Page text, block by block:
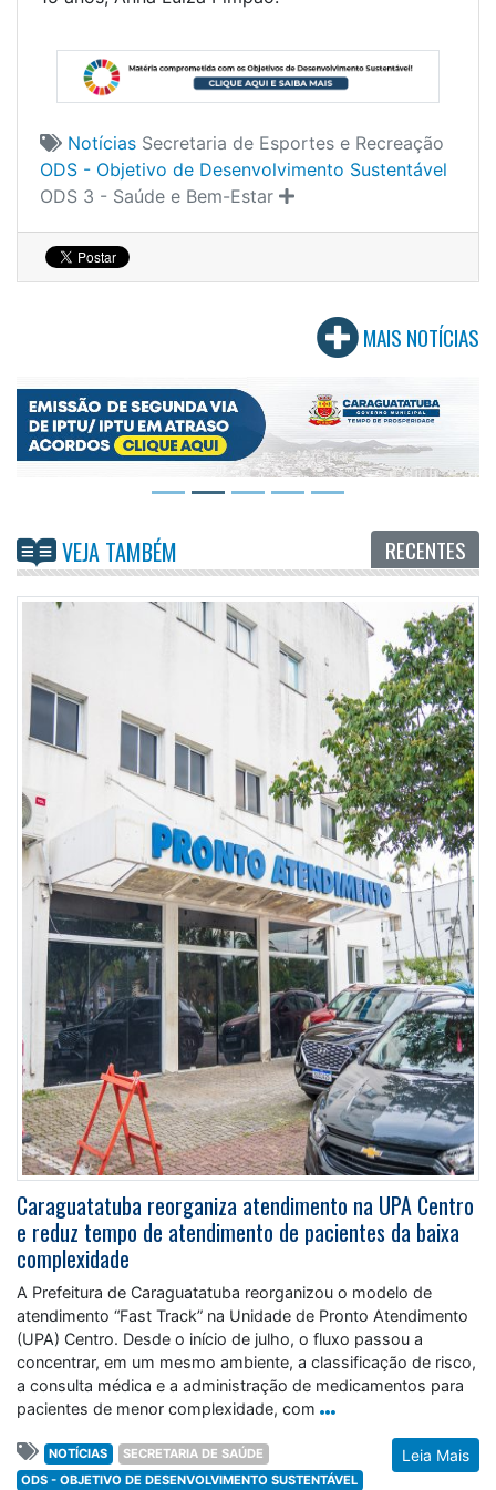
Notícias Secretaria de Esportes e Recreação
ODS - Objetivo de Desenvolvimento Sustentável
ODS 3 - Saúde e Bem-Estar
MAIS NOTÍCIAS
VEJA TAMBÉM RECENTES
Caraguatatuba reorganiza atendimento na UPA Centro
e reduz tempo de atendimento de pacientes da baixa
complexidade
A Prefeitura de Caraguatatuba reorganizou o modelo de
atendimento “Fast Track” na Unidade de Pronto Atendimento
(UPA) Centro. Desde o início de julho, o fluxo passou a
concentrar, em um mesmo ambiente, a classificação de risco,
a consulta médica e a administração de medicamentos para
pacientes de menor complexidade, com
Leia Mais
NOTÍCIAS
SECRETARIA DE SAÚDE
ODS - OBJETIVO DE DESENVOLVIMENTO SUSTENTÁVEL